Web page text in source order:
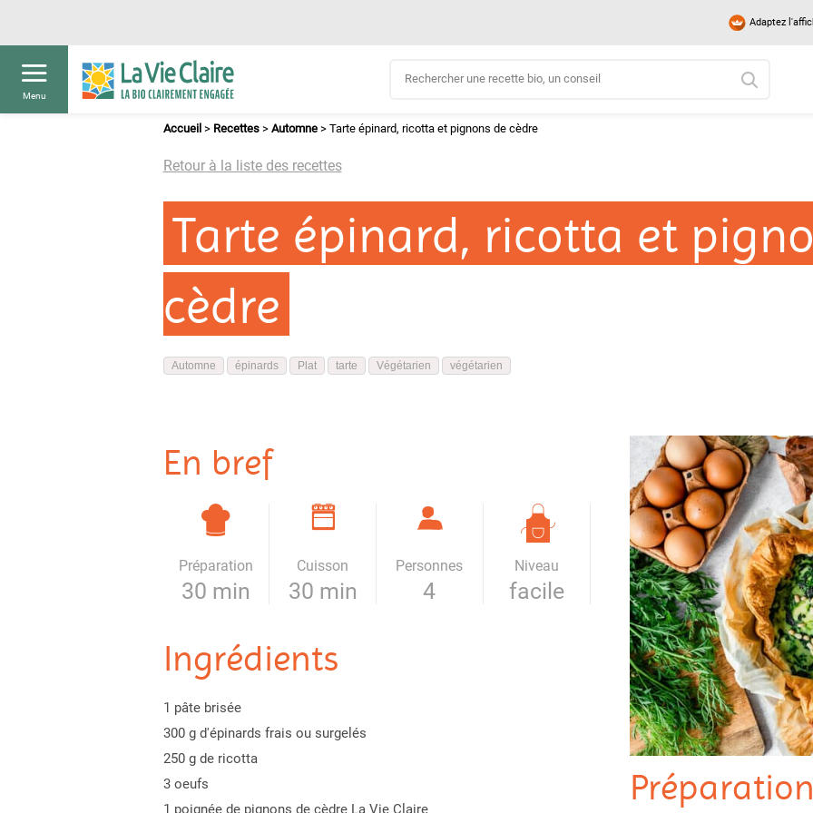
Adaptez
Menu
Accueil > Recettes> Automne> Tarte épinard, ricotta et pignons de cèdre
Retour à la liste des recettes
Tarte épinard, ricotta et
cèdre
Automne épinards Plat tarte Végétarien végétarien
En bref
Préparation
30 min
Cuisson
30 min
Personnes
4
Niveau
facile
Ingrédients
1 pâte brisée
300 g d'épinards frais ou surgelés
250 g de ricotta
3 oeufs
1 poignée de pignons de cèdre La Vie Claire